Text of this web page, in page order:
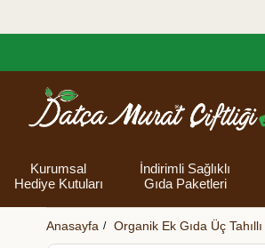
Kurumsal
Hediye Kutuları
İndirimli Sağlıklı
Gıda Paketleri
Anasayfa Organik Ek Gıda Üç